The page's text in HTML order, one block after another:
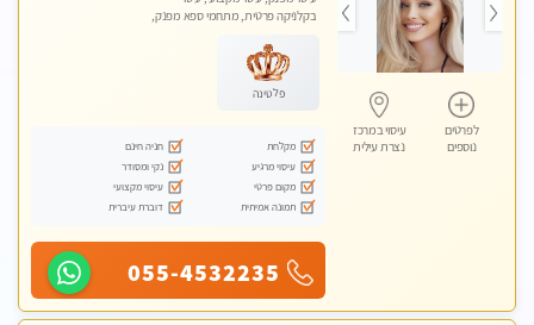
לפרטים
נוספים
עיסוי במרכז
נצרת עילית
בקלניקה פרטית, מתחמי ספא מפנק,
פלטינה
מקלחת
חניה חינם
עיסוי מרגיע
נקי ומסודר
מקום פרטי
עיסוי מקצועי
תמונה אמיתית
דוברת עיברית
055-4532235